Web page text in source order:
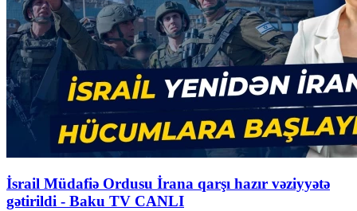
İsrail Müdafiə Ordusu İrana qarşı hazır vəziyyətə
gətirildi - Baku TV CANLI